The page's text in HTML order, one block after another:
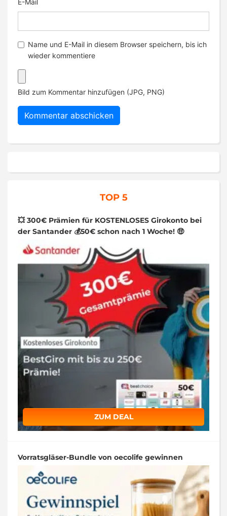
E-Mail
Name und E-Mail in diesem Browser speichern, bis ich
wieder kommentiere
Bild zum Kommentar hinzufügen (JPG, PNG)
TOP 5
💥 300€ Prämien für KOSTENLOSES Girokonto bei
der Santander 💰50€ schon nach 1 Woche! 🤑
ZUM DEAL
Vorratsgläser-Bundle von oecolife gewinnen